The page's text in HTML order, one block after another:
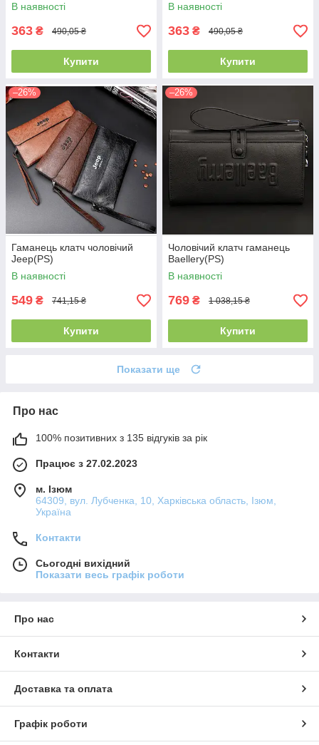
В наявності
363 ₴ 490,05 ₴
Купити
В наявності
363 ₴ 490,05 ₴
Купити
–26%
Гаманець клатч чоловічий
Jeep(PS)
В наявності
549 ₴ 741,15 ₴
Купити
–26%
Чоловічий клатч гаманець
Baellery(PS)
В наявності
769 ₴ 1 038,15 ₴
Купити
Показати ще
Про нас
100% позитивних з 135 відгуків за рік
Працює з 27.02.2023
м. Ізюм
64309, вул. Лубченка, 10, Харківська область, Ізюм,
Україна
Контакти
Сьогодні вихідний
Показати весь графік роботи
Про нас
Контакти
Доставка та оплата
Графік роботи